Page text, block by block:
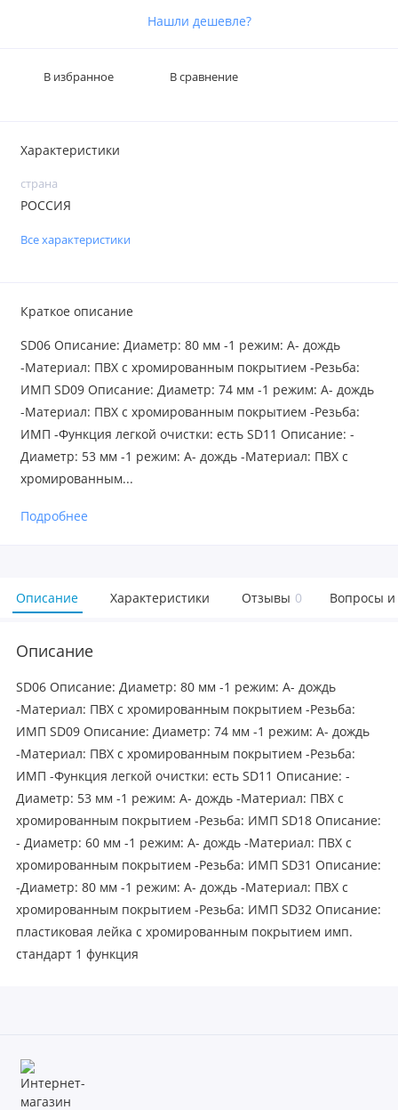
Нашли дешевле?
В избранное В сравнение
Характеристики
страна
РОССИЯ
Все характеристики
Краткое описание
SD06 Описание: Диаметр: 80 мм -1 режим: А- дождь
-Материал: ПВХ с хромированным покрытием -Резьба:
ИМП SD09 Описание: Диаметр: 74 мм -1 режим: А- дождь
-Материал: ПВХ с хромированным покрытием -Резьба:
ИМП -Функция легкой очистки: есть SD11 Описание: -
Диаметр: 53 мм -1 режим: А- дождь -Материал: ПВХ с
хромированным...
Подробнее
Описание Характеристики Отзывы 0 Вопросы и
Описание
SD06 Описание: Диаметр: 80 мм -1 режим: А- дождь
-Материал: ПВХ с хромированным покрытием -Резьба:
ИМП SD09 Описание: Диаметр: 74 мм -1 режим: А- дождь
-Материал: ПВХ с хромированным покрытием -Резьба:
ИМП -Функция легкой очистки: есть SD11 Описание: -
Диаметр: 53 мм -1 режим: А- дождь -Материал: ПВХ с
хромированным покрытием -Резьба: ИМП SD18 Описание:
- Диаметр: 60 мм -1 режим: А- дождь -Материал: ПВХ с
хромированным покрытием -Резьба: ИМП SD31 Описание:
-Диаметр: 80 мм -1 режим: А- дождь -Материал: ПВХ с
хромированным покрытием -Резьба: ИМП SD32 Описание:
пластиковая лейка с хромированным покрытием имп.
стандарт 1 функция